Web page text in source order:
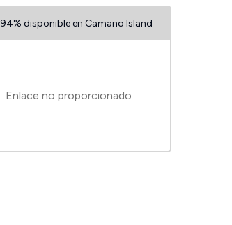
94% disponible en Camano Island
Enlace no proporcionado